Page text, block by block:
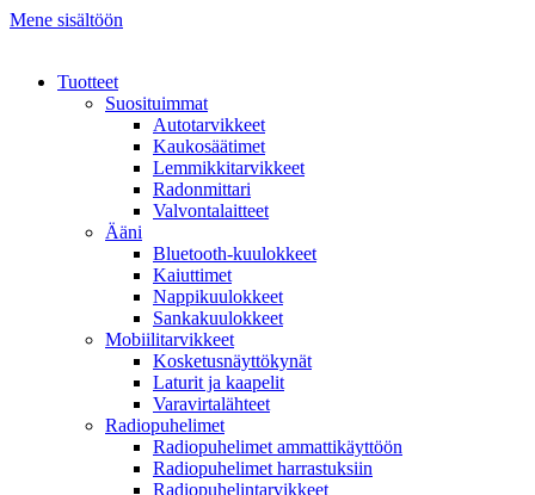
Mene sisältöön
Tuotteet
Suosituimmat
Autotarvikkeet
Kaukosäätimet
Lemmikkitarvikkeet
Radonmittari
Valvontalaitteet
Ääni
Bluetooth-kuulokkeet
Kaiuttimet
Nappikuulokkeet
Sankakuulokkeet
Mobiilitarvikkeet
Kosketusnäyttökynät
Laturit ja kaapelit
Varavirtalähteet
Radiopuhelimet
Radiopuhelimet ammattikäyttöön
Radiopuhelimet harrastuksiin
Radiopuhelintarvikkeet